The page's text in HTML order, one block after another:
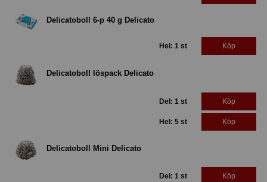
Delicatoboll 6-p 40 g Delicato
Hel: 1 st Köp
Delicatoboll löspack Delicato
Del: 1 st Köp
Hel: 5 st Köp
Delicatoboll Mini Delicato
Del: 1 st Köp